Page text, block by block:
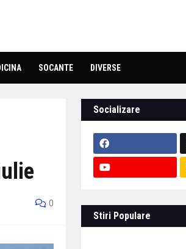
SOCANTE DIVERSE
0
Socializare
Stiri Populare